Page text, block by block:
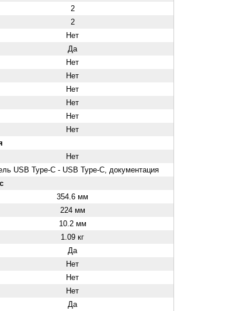
2
2
Нет
Да
Нет
Нет
Нет
Нет
Нет
Нет
Нет
USB Type-C - USB Type-C, документация
354.6 мм
224 мм
10.2 мм
1.09 кг
Да
Нет
Нет
Нет
Да